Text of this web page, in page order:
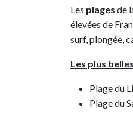
Les plages de
élevées de
surf, plongée,
Les plus
Plage du
Plage du